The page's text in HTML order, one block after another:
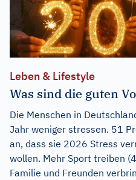
Leben & Lifestyle
Was sind die guten
Die Menschen in
Jahr weniger stressen. 51
an, dass sie 2026 Stress
wollen. Mehr Sport treiben
Familie und Freunden